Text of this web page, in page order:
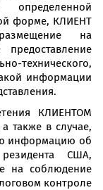
форме, КЛИЕНТ
на
технического,
информации
КЛИЕНТОМ
также в случае,
информацию об
США,
на соблюдение
контроле